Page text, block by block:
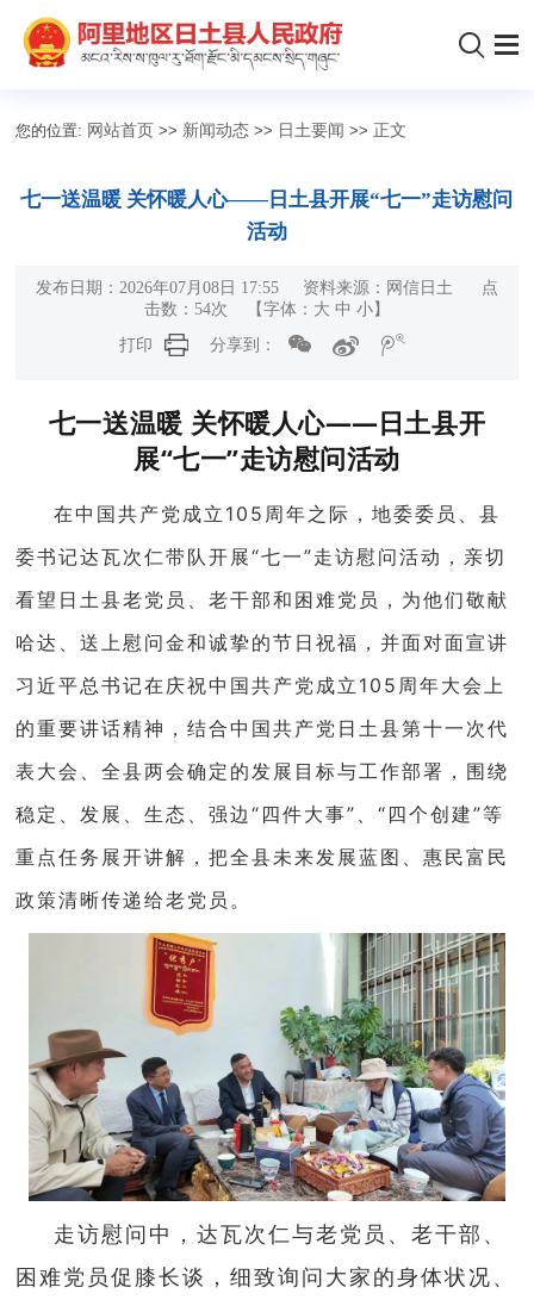
您的位置: 网站首页 >> 新闻动态 >> 日土要闻 >> 正文
七一送温暖 关怀暖人心——日土县开展“七一”走访慰问
活动
发布日期：2026年07月08日 17:55 资料来源：网信日土 点
击数： 54次 【字体： 大 中 小】
打印
分享到：
七一送温暖 关怀暖人心——日土县开
展“七一”走访慰问活动
在中国共产党成立105周年之际，地委委员、县
委书记达瓦次仁带队开展“七一”走访慰问活动，亲切
看望日土县老党员、老干部和困难党员，为他们敬献
哈达、送上慰问金和诚挚的节日祝福，并面对面宣讲
习近平总书记在庆祝中国共产党成立105周年大会上
的重要讲话精神，结合中国共产党日土县第十一次代
表大会、全县两会确定的发展目标与工作部署，围绕
稳定、发展、生态、强边“四件大事”、“四个创建”等
重点任务展开讲解，把全县未来发展蓝图、惠民富民
政策清晰传递给老党员。
走访慰问中，达瓦次仁与老党员、老干部、
困难党员促膝长谈，细致询问大家的身体状况、